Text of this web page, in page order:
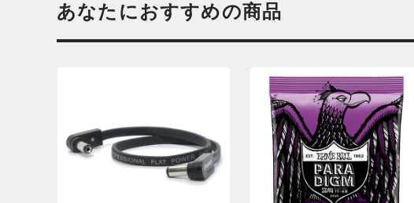
あなたにおすすめの商品